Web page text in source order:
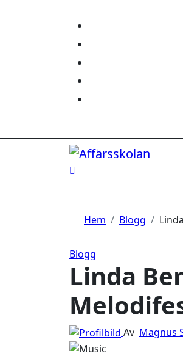
Hem Blogg
Blogg
Linda
Av Magnus